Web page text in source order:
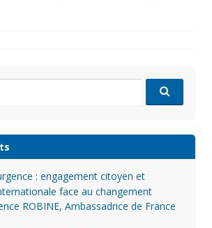
: engagement citoyen et
face au changement
ROBINE, Ambassadrice de France